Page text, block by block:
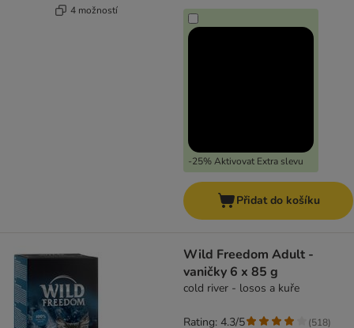
4 možností
-25% Aktivovat Extra slevu
Přidat do košíku
Wild Freedom Adult -
vaničky 6 x 85 g
cold river - losos a kuře
Rating: 4.3/5 (518)